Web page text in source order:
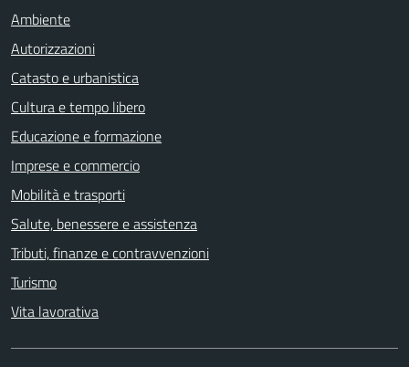
Ambiente
Autorizzazioni
Catasto e urbanistica
Cultura e tempo libero
Educazione e formazione
Imprese e commercio
Mobilità e trasporti
Salute, benessere e assistenza
Tributi, finanze e contravvenzioni
Turismo
Vita lavorativa